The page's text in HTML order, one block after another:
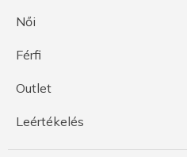
Női
Férfi
Outlet
Leértékelés